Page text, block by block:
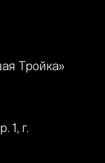
Тройка»
1, г.